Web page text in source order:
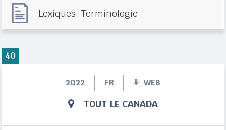
Lexiques,Terminologie
2022 FR WEB
TOUT LE CANADA
40